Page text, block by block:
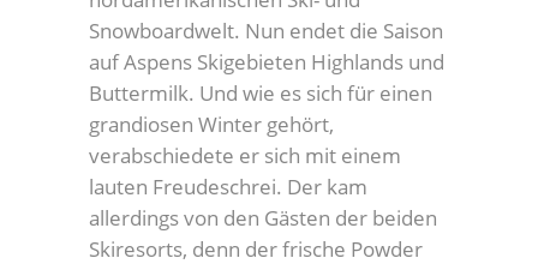
Snowboardwelt. Nun endet die Saison
auf Aspens Skigebieten Highlands und
Buttermilk. Und wie es sich für einen
grandiosen Winter gehört,
verabschiedete er sich mit einem
lauten Freudeschrei. Der kam
allerdings von den Gästen der beiden
Skiresorts, denn der frische Powder